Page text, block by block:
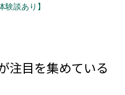
験談あり】
注目を集めている